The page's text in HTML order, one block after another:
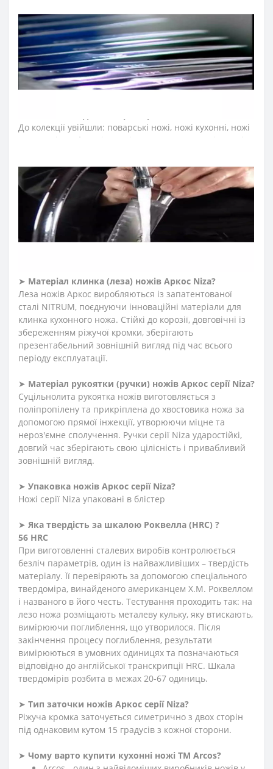
пластиковій дошці.
По можливості ножі для кухні мийте вручну.
Для заточки ножів регулярно правте кухонні ножі
за допомогою мусатів Arcos.
Зберігайте кухонні ножі в сухому, недоступному
для дітей місці.
До колекції увійшли: поварські ножі, ножі кухонні, ножі
для овочів та фруктів, ножі для чищення овочів, ножі
японські ножі, ножі Сантоку.
➤Тип ножів АркосNiza?
Ножі Arcos серії Niza виготовлені з прокатної сталі
Nitrum методом штампування. Склад сталі наближений
до кованих ножів. Прокатні ножі – тонкі, легкі,
невибагливі, стійкі до вологи. Такі ножі легко правити
➤ Матеріал клинка (леза) ножів Аркос Niza?
Леза ножів Аркос виробляються із запатентованої
сталі NITRUM, поєднуючи інноваційні матеріали для
клинка кухонного ножа. Стійкі до корозії, довговічні із
збереженням ріжучої кромки, зберігають
презентабельний зовнішній вигляд під час всього
періоду експлуатації.
➤ Матеріал рукоятки (ручки) ножів Аркос серіїNiza?
Суцільнолита рукоятка ножів виготовляється з
поліпропілену та прикріплена до хвостовика ножа за
допомогою прямої інжекції, утворюючи міцне та
нероз'ємне сполучення. Ручки серії Niza ударостійкі,
довгий час зберігають свою цілісність і привабливий
зовнішній вигляд.
➤ Упаковка ножів Аркос серіїNiza?
Ножі серії Niza упаковані в блістер
➤ Яка твердість за шкалою Роквелла (HRC) ?
56 HRC
При виготовленні сталевих виробів контролюється
безліч параметрів, один із найважливіших – твердість
матеріалу. Її перевіряють за допомогою спеціального
твердоміра, винайденого американцем Х.М. Роквеллом
і названого в його честь. Тестування проходить так: на
лезо ножа розміщають металеву кульку, яку втискають,
вимірюючи поглиблення, що утворилося. Після
закінчення процесу поглиблення, результати
вимірюються в умовних одиницях та позначаються
відповідно до англійської транскрипції HRC. Шкала
твердомірів розбита в межах 20-67 одиниць.
➤ Тип заточки ножів Аркос серіїNiza?
Ріжуча кромка заточується симетрично з двох сторін
під однаковим кутом 15 градусів з кожної сторони.
➤ Чому варто купити кухонні ножі ТМ Arcos?